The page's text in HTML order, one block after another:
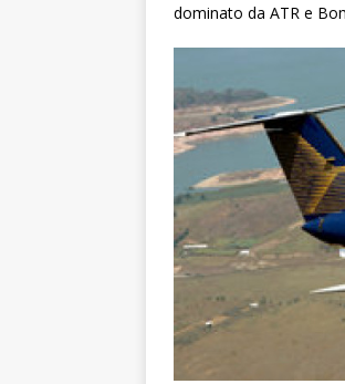
dominato da ATR e